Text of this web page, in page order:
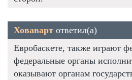
Ховаварт ответил(а)
Евробаскете, также играют
федеральные органы
оказывают органам